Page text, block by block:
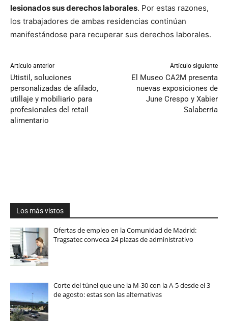
lesionados sus derechos laborales. Por estas razones,
los trabajadores de ambas residencias continúan
manifestándose para recuperar sus derechos laborales.
Artículo anterior
Utistil, soluciones
personalizadas de afilado,
utillaje y mobiliario para
profesionales del retail
alimentario
Artículo siguiente
El Museo CA2M presenta
nuevas exposiciones de
June Crespo y Xabier
Salaberria
Los más vistos
Ofertas de empleo en la Comunidad de Madrid:
Tragsatec convoca 24 plazas de administrativo
Corte del túnel que une la M-30 con la A-5 desde el 3
de agosto: estas son las alternativas